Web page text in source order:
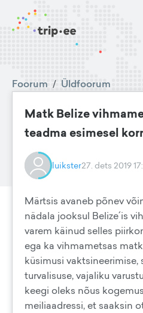
Foorum / Üldfoorum
Matk Belize
teadma esimesel
luikster27. dets 2019
Märtsis avaneb põnev
nädala jooksul Belize´is
varem käinud selles
ega ka vihmametsas
küsimusi vaktsineerimise,
turvalisuse, vajaliku
keegi oleks nõus
meiliaadressi, et saaksin